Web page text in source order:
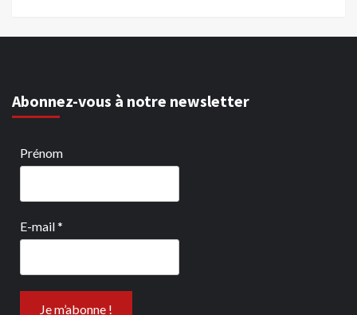
Abonnez-vous à notre newsletter
Prénom
E-mail*